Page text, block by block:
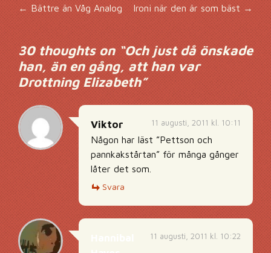
Inläggsnavigering
←Bättre än Våg Analog Ironi när den är som bäst →
30 thoughts on “Och just då önskade
han, än en gång, att han var
Drottning Elizabeth”
11 augusti, 2011 kl. 10:11
Viktor
Någon har läst ”Pettson och
pannkakstårtan” för många gånger
låter det som.
Svara
11 augusti, 2011 kl. 10:22